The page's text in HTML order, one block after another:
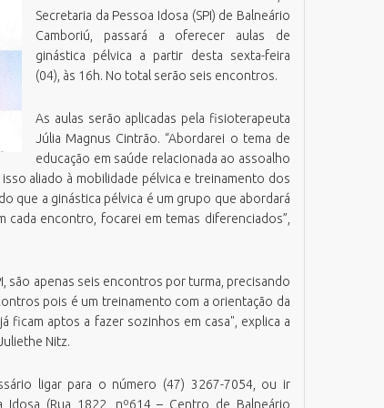
Fazenda
Gestão de Pessoas
Governo, Inovação e Orçamento
Obras
Pessoa Idosa
Planejamento e Desenvolvimento
Urbano
Procuradoria Geral do Município
Turismo
Orgão Colegiado
Comitê Gestor Financeiro
Emissão Boletim de Débitos
Emissão de Guias para Pagamento
Emissão Parecer Técnico Saúde
Nota Fiscal Eletrônica
Perguntas Frequentes
Validação Alvará Fazendário Eletrônico
Validação Alvará Sanitário Eletrônico
Validação Parecer Técnico Saúde
RH Parcerias
RHWeb
Externa
Webmail
Secretaria da Pessoa Idosa (SPI) de Balneário
Camboriú, passará a oferecer aulas de
ginástica pélvica a partir desta sexta-feira
(04), às 16h. No total serão seis encontros.
As aulas serão aplicadas pela fisioterapeuta
Júlia Magnus Cintrão. “Abordarei o tema de
educação em saúde relacionada ao assoalho
aliado à mobilidade pélvica e treinamento dos
que a ginástica pélvica é um grupo que abordará
cada encontro, focarei em temas diferenciados”,
são apenas seis encontros por turma, precisando
pois é um treinamento com a orientação da
ficam aptos a fazer sozinhos em casa", explica a
Nitz.
ligar para o número (47) 3267-7054, ou ir
Idosa (Rua 1822, nº614 – Centro de Balneário